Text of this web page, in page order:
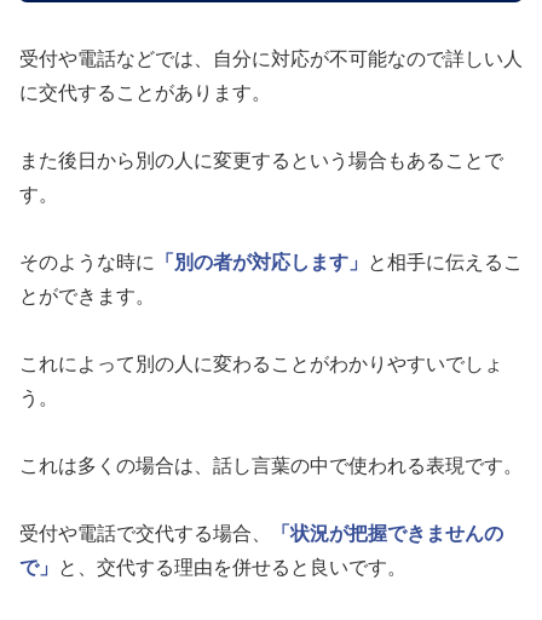
受付や電話などでは、自分に対応が不可能なので詳しい人
に交代することがあります。
また後日から別の人に変更するという場合もあることで
す。
そのような時に 「別の者が対応します」
と相手に伝えるこ
とができます。
これによって別の人に変わることがわかりやすいでしょ
う。
これは多くの場合は、話し言葉の中で使われる表現です。
受付や電話で交代する場合、
「状況が把握できませんの
で」
と、交代する理由を併せると良いです。